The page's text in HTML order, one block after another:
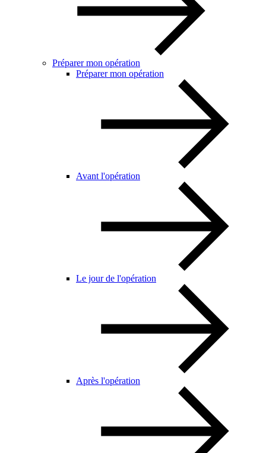
Préparer mon opération
Préparer mon opération
Avant l'opération
Le jour de l'opération
Après l'opération